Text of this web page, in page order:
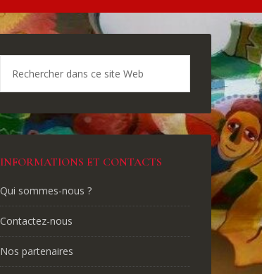
INFORMATIONS ET CONTACTS
Qui sommes-nous ?
Contactez-nous
Nos partenaires